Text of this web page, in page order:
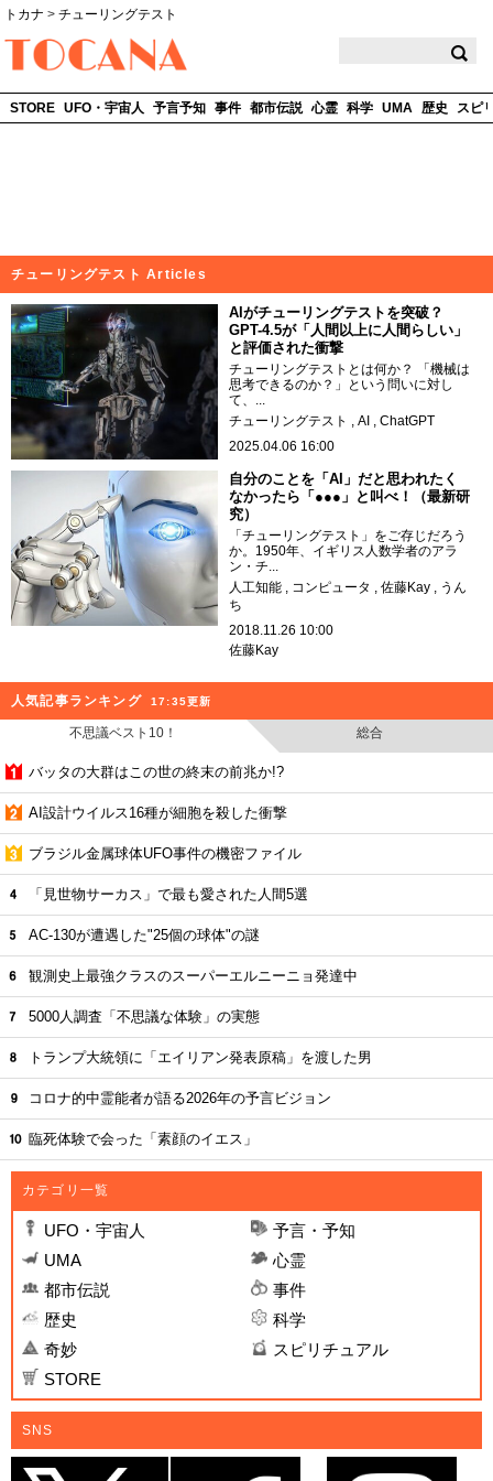
トカナ > チューリングテスト
STORE UFO・宇宙人 予言予知 事件 都市伝説 心霊 科学 UMA 歴史 スピ
チューリングテスト Articles
AIがチューリングテストを突破？
GPT-4.5が「人間以上に人間らしい」
と評価された衝撃
チューリングテストとは何か？ 「機械は
思考できるのか？」という問いに対し
て、...
チューリングテスト
AI
ChatGPT
2025.04.06 16:00
自分のことを「AI」だと思われたく
なかったら「●●●」と叫べ！（最新研
究）
「チューリングテスト」をご存じだろう
か。1950年、イギリス人数学者のアラ
ン・チ...
人工知能
コンピュータ 佐藤Kay
うん
ち
2018.11.26 10:00
佐藤Kay
人気記事ランキング 17:35更新
不思議ベスト10！ 総合
バッタの大群はこの世の終末の前兆か!?
AI設計ウイルス16種が細胞を殺した衝撃
ブラジル金属球体UFO事件の機密ファイル
「見世物サーカス」で最も愛された人間5選
AC-130が遭遇した"25個の球体"の謎
観測史上最強クラスのスーパーエルニーニョ発達中
5000人調査「不思議な体験」の実態
トランプ大統領に「エイリアン発表原稿」を渡した男
コロナ的中霊能者が語る2026年の予言ビジョン
臨死体験で会った「素顔のイエス」
カテゴリ一覧
UFO・宇宙人
予言・予知
UMA
心霊
都市伝説
事件
歴史
科学
奇妙
スピリチュアル
STORE
SNS